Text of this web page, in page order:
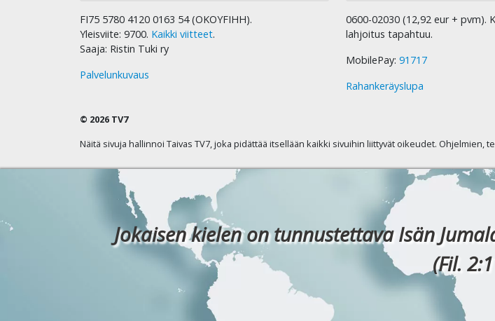
FI75 5780 4120 0163 54 (OKOYFIHH).
Yleisviite: 9700. Kaikki viitteet.
Saaja: Ristin Tuki ry
Palvelunkuvaus
0600-02030 (12,92 eur + pvm).
lahjoitus tapahtuu.
MobilePay: 91717
Rahankeräyslupa
© 2026 TV7
Näitä sivuja hallinnoi Taivas TV7, joka pidättää itsellään kaikki sivuihin liittyvät oikeudet.
Jokaisen kielen on tunnustettava Isän
(Fil.